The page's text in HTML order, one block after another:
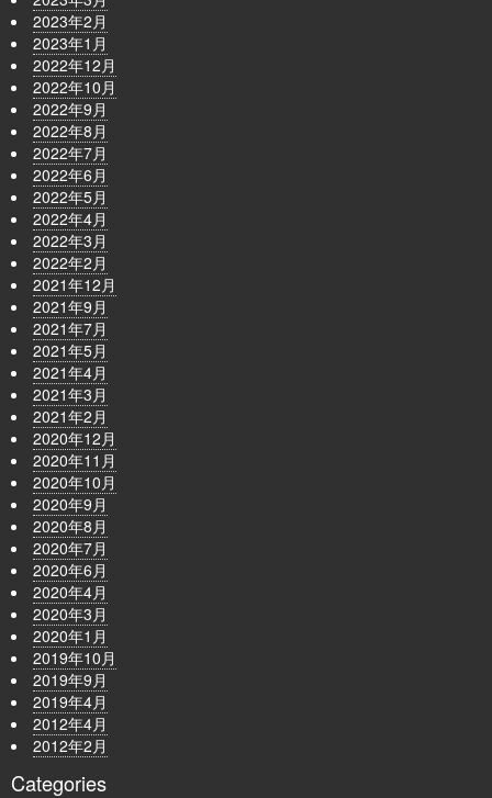
2023年2月
2023年1月
2022年12月
2022年10月
2022年9月
2022年8月
2022年7月
2022年6月
2022年5月
2022年4月
2022年3月
2022年2月
2021年12月
2021年9月
2021年7月
2021年5月
2021年4月
2021年3月
2021年2月
2020年12月
2020年11月
2020年10月
2020年9月
2020年8月
2020年7月
2020年6月
2020年4月
2020年3月
2020年1月
2019年10月
2019年9月
2019年4月
2012年4月
2012年2月
Categories